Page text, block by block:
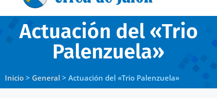
Actuación del «Trio
Palenzuela»
Inicio > General > Actuación del «Trio Palenzuela»